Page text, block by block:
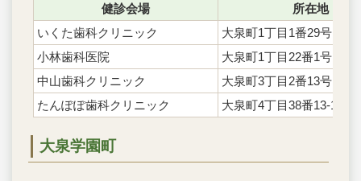
健診会場
所在地
いくた歯科クリニック
大泉町1丁目1番29号
小林歯科医院
大泉町1丁目22番1号
中山歯科クリニック
大泉町3丁目2番13号1階
たんぽぽ歯科クリニック
大泉町4丁目38番13-101号
大泉学園町